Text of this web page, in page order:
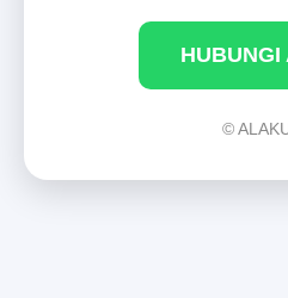
HUBUNGI
©